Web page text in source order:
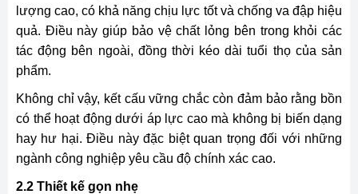
lượng cao, có khả năng chịu lực tốt và chống va đập hiệu
quả. Điều này giúp bảo vệ chất lỏng bên trong khỏi các
tác động bên ngoài, đồng thời kéo dài tuổi thọ của sản
phẩm.
Không chỉ vậy, kết cấu vững chắc còn đảm bảo rằng bồn
có thể hoạt động dưới áp lực cao mà không bị biến dạng
hay hư hại. Điều này đặc biệt quan trọng đối với những
ngành công nghiệp yêu cầu độ chính xác cao.
2.2 Thiết kế gọn nhẹ